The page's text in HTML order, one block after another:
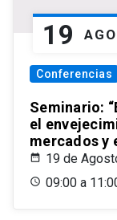
19 AGO
Conferencias
Seminario:
el
mercados y
19 de
09:00 a